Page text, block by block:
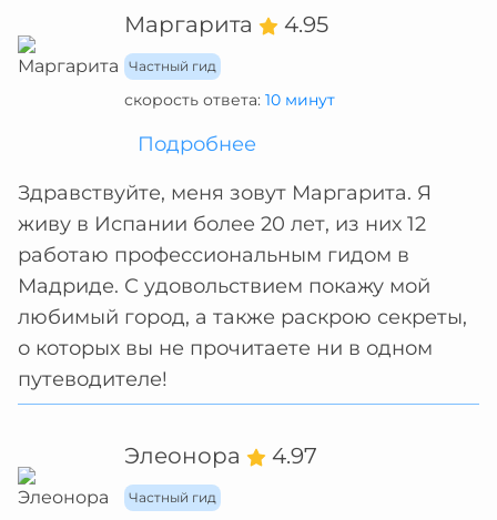
Маргарита 4.95
Частный гид
скорость ответа: 10 минут
Подробнее
Здравствуйте, меня зовут Маргарита. Я
живу в Испании более 20 лет, из них 12
работаю профессиональным гидом в
Мадриде. С удовольствием покажу мой
любимый город, а также раскрою секреты,
о которых вы не прочитаете ни в одном
путеводителе!
Элеонора 4.97
Частный гид